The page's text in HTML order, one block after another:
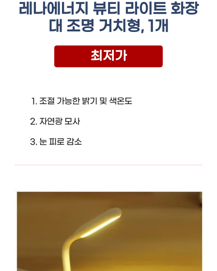
레나에너지 뷰티 라이트 화장
대 조명 거치형, 1개
최저가
조절 가능한 밝기 및 색온도
자연광 모사
눈 피로 감소